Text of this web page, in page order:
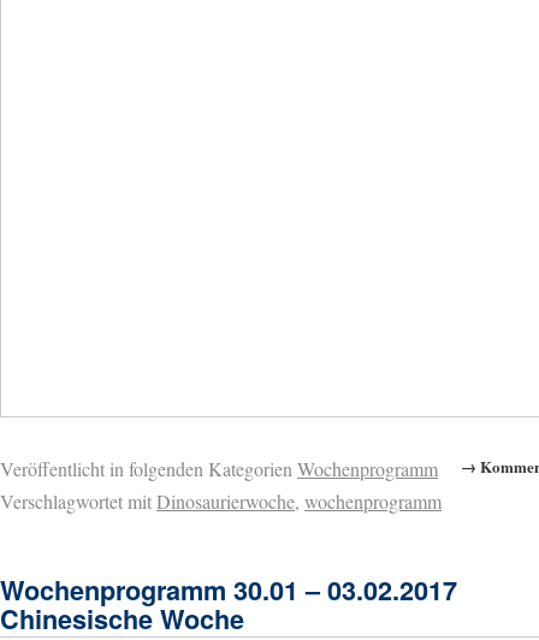
→
Veröffentlicht in folgenden KategorienWochenprogramm
Verschlagwortet mitDinosaurierwoche, wochenprogramm
Wochenprogramm 30.01 – 03.02.2017
Chinesische Woche